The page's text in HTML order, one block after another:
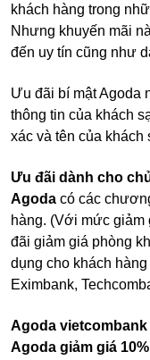
khách hàng trong
Nhưng khuyến mãi
đến uy tín cũng như
Ưu đãi bí mật Agoda
thông tin của khách
xác và tên của khách
Ưu đãi dành cho
Agoda có các
hàng. (Với mức
đãi giảm giá phòng
dụng cho khách
Eximbank,
Agoda vietcombank
Agoda giảm giá